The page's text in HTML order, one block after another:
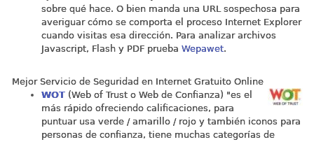
sobre qué hace. O bien manda una URL sospechosa para
averiguar cómo se comporta el proceso Internet Explorer
cuando visitas esa dirección. Para analizar archivos
Javascript, Flash y PDF prueba Wepawet.
Mejor Servicio de Seguridad en Internet Gratuito Online
WOT(Web of Trust o Web de Confianza) "es el
más rápido ofreciendo calificaciones, para
puntuar usa verde / amarillo / rojo y también iconos para
personas de confianza, tiene muchas categorías de